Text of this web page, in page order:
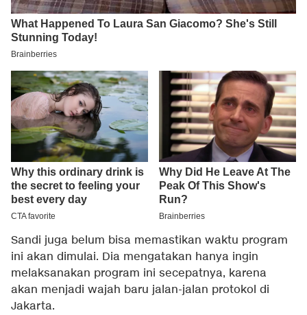
Sandi juga belum bisa memastikan waktu program
ini akan dimulai. Dia mengatakan hanya ingin
melaksanakan program ini secepatnya, karena
akan menjadi wajah baru jalan-jalan protokol di
Jakarta.